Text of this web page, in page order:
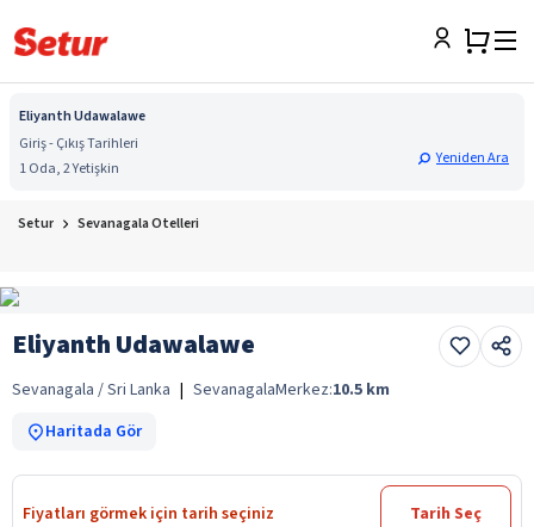
Eliyanth Udawalawe
Giriş - Çıkış Tarihleri
1 Oda, 2 Yetişkin
Yeniden Ara
Setur Sevanagala Otelleri
Eliyanth Udawalawe
Sevanagala / Sri Lanka | SevanagalaMerkez:10.5 km
Haritada Gör
Fiyatları görmek için tarih seçiniz Tarih Seç